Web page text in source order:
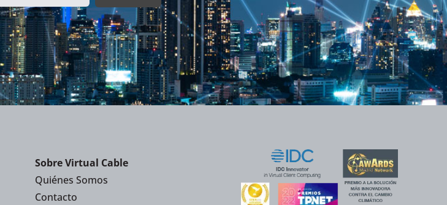
Sobre Virtual Cable
Quiénes Somos
Contacto